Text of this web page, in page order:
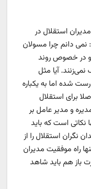
استقلال در
دانم چرا مسولان
و در خصوص روند
آیا مثل
کارش درست شده اما به یکباره
برای استقلال
و مدیر عامل بر
نکاتی است که باید
نگران استقلال را از
راه موفقیت مدیران
باز هم باید شاهد